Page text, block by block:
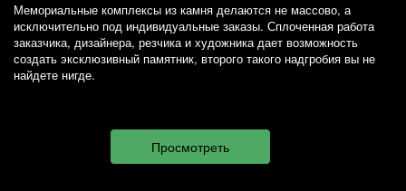
Мемориальные комплексы из камня делаются не массово, а
исключительно под индивидуальные заказы. Сплоченная работа
заказчика, дизайнера, резчика и художника дает возможность
создать эксклюзивный памятник, второго такого надгробия вы не
найдете нигде.